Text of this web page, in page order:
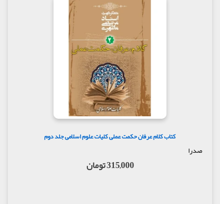
کتاب کلام عرفان حکمت عملی کلیات علوم اسلامی جلد دوم
صدرا
315,000 تومان